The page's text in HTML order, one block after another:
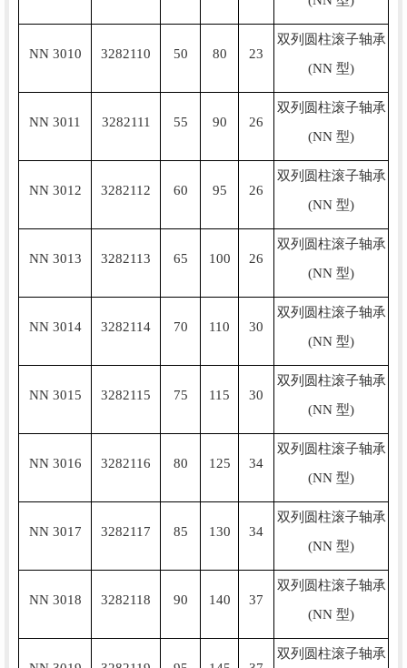
NN 3010 3282110 50 80 23
双列圆柱滚子轴承
(NN 型)
NN 3011 3282111 55 90 26
双列圆柱滚子轴承
(NN 型)
NN 3012 3282112 60 95 26
双列圆柱滚子轴承
(NN 型)
NN 3013 3282113 65 100 26
双列圆柱滚子轴承
(NN 型)
NN 3014 3282114 70 110 30
双列圆柱滚子轴承
(NN 型)
NN 3015 3282115 75 115 30
双列圆柱滚子轴承
(NN 型)
NN 3016 3282116 80 125 34
双列圆柱滚子轴承
(NN 型)
NN 3017 3282117 85 130 34
双列圆柱滚子轴承
(NN 型)
NN 3018 3282118 90 140 37
双列圆柱滚子轴承
(NN 型)
双列圆柱滚子轴承